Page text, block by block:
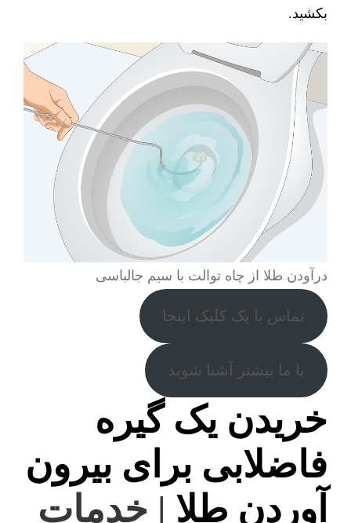
بکشید.
درآودن طلا از چاه توالت با سیم جالباسی
تماس با یک کلیک اینجا
با ما بیشتر آشنا شوید
خریدن یک گیره
فاضلابی برای بیرون
آوردن طلا | خدمات